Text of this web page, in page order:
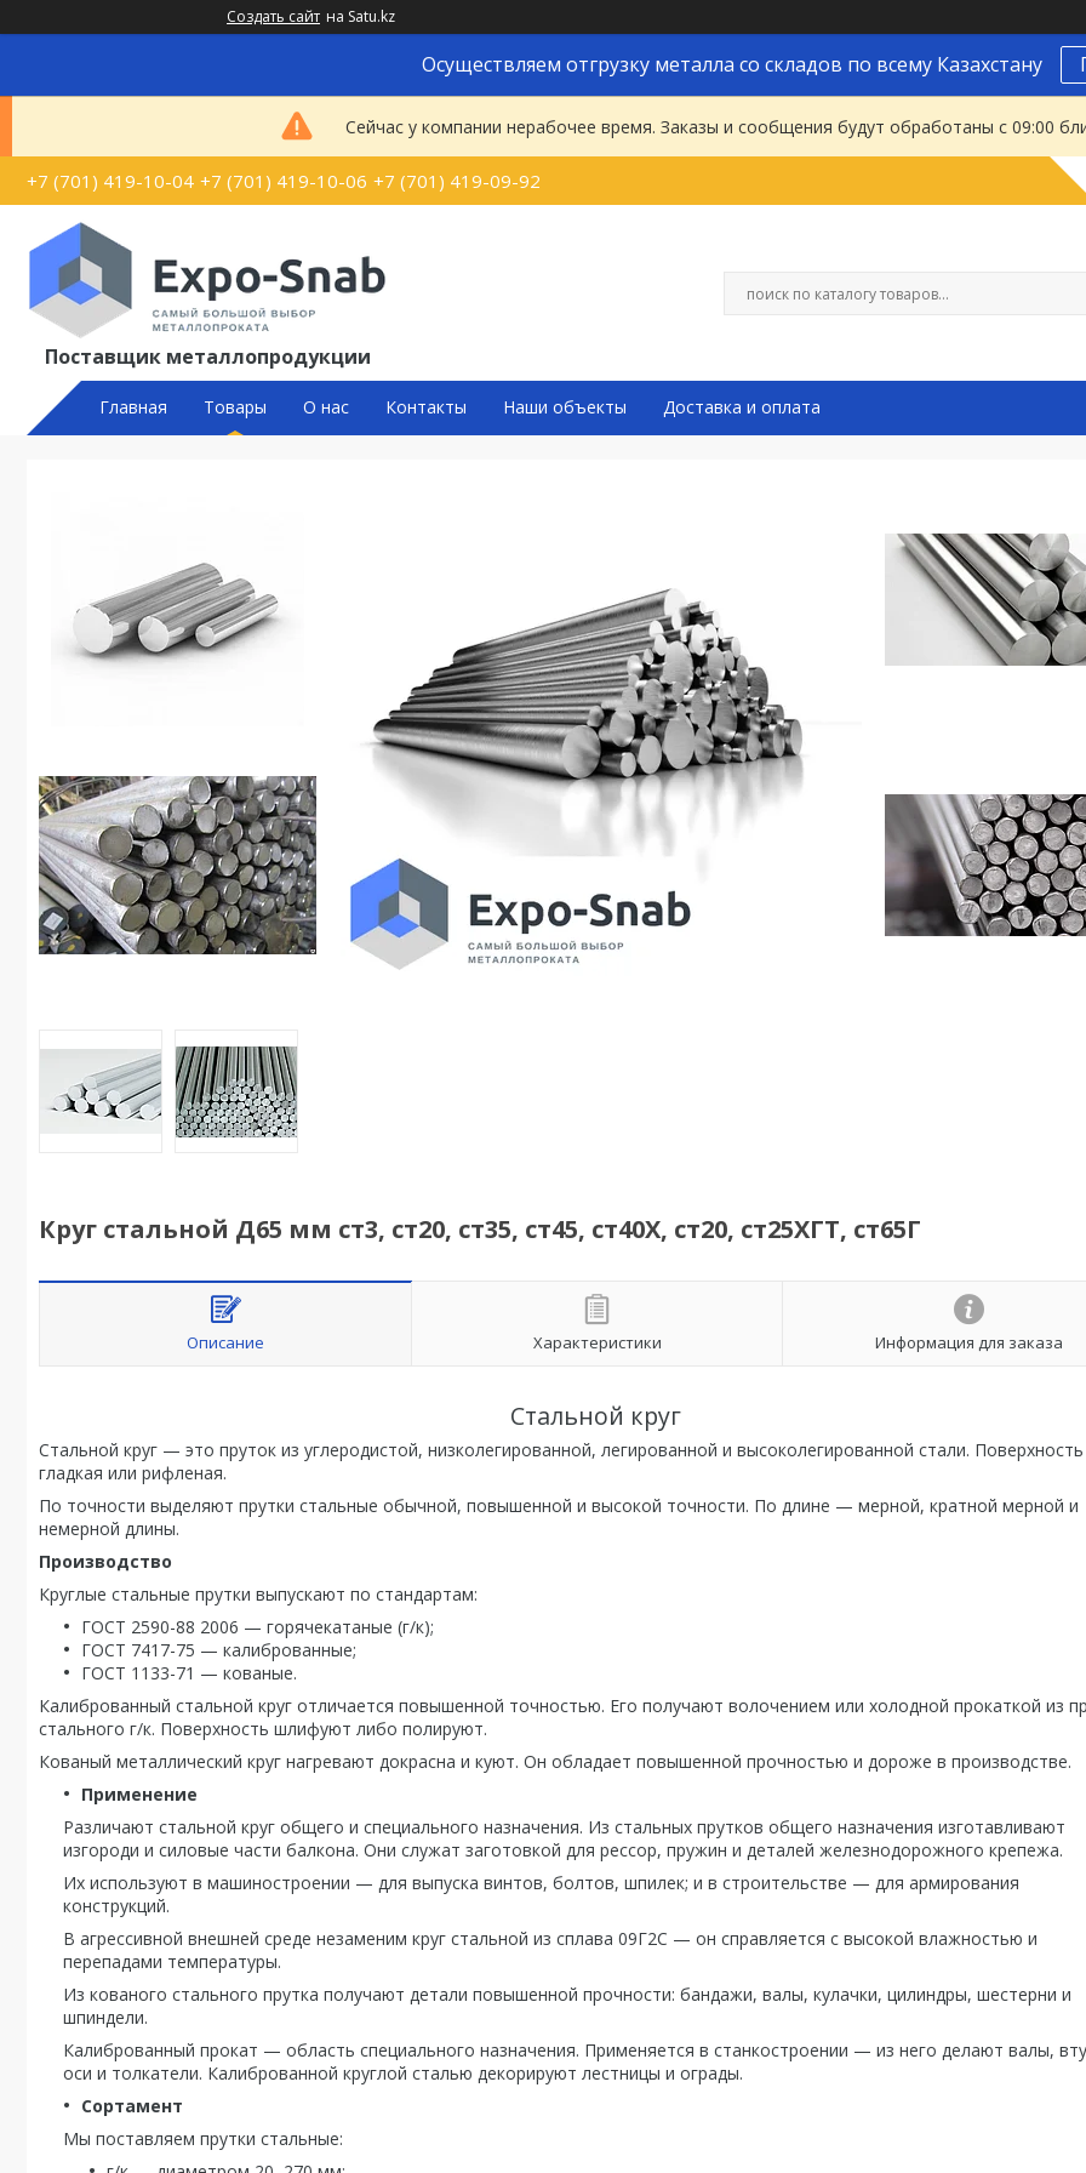
Создать сайт на Satu.kz
Осуществляем отгрузку металла со складов по всему Казахстану
Сейчас у компании нерабочее время. Заказы и сообщения будут обработаны с 09:00
+7 (701) 419-10-04 +7 (701) 419-10-06 +7 (701) 419-09-92
Поставщик металлопродукции
Главная Товары О нас Контакты Наши объекты Доставка и оплата
Круг стальной Д65 мм ст3, ст20, ст35, ст45, ст40Х, ст20, ст25ХГТ, ст65Г
Описание Характеристики Информация для заказа
Стальной круг
Стальной круг — это пруток из углеродистой, низколегированной, легированной и высоколегированной стали.
гладкая или рифленая.
По точности выделяют прутки стальные обычной, повышенной и высокой точности. По длине — мерной, кратной мерной и
немерной длины.
Производство
Круглые стальные прутки выпускают по стандартам:
ГОСТ 2590-88 2006 — горячекатаные (г/к);
ГОСТ 7417-75 — калиброванные;
ГОСТ 1133-71 — кованые.
Калиброванный стальной круг отличается повышенной точностью. Его получают волочением или холодной прокаткой из
стального г/к. Поверхность шлифуют либо полируют.
Кованый металлический круг нагревают докрасна и куют. Он обладает повышенной прочностью и дороже в производстве.
Применение
Различают стальной круг общего и специального назначения. Из стальных прутков общего назначения изготавливают
изгороди и силовые части балкона. Они служат заготовкой для рессор, пружин и деталей железнодорожного крепежа.
Их используют в машиностроении — для выпуска винтов, болтов, шпилек; и в строительстве — для армирования
конструкций.
В агрессивной внешней среде незаменим круг стальной из сплава 09Г2С — он справляется с высокой влажностью и
перепадами температуры.
Из кованого стального прутка получают детали повышенной прочности: бандажи, валы, кулачки, цилиндры, шестерни и
шпиндели.
Калиброванный прокат — область специального назначения. Применяется в станкостроении — из него делают валы,
оси и толкатели. Калиброванной круглой сталью декорируют лестницы и ограды.
Сортамент
Мы поставляем прутки стальные: